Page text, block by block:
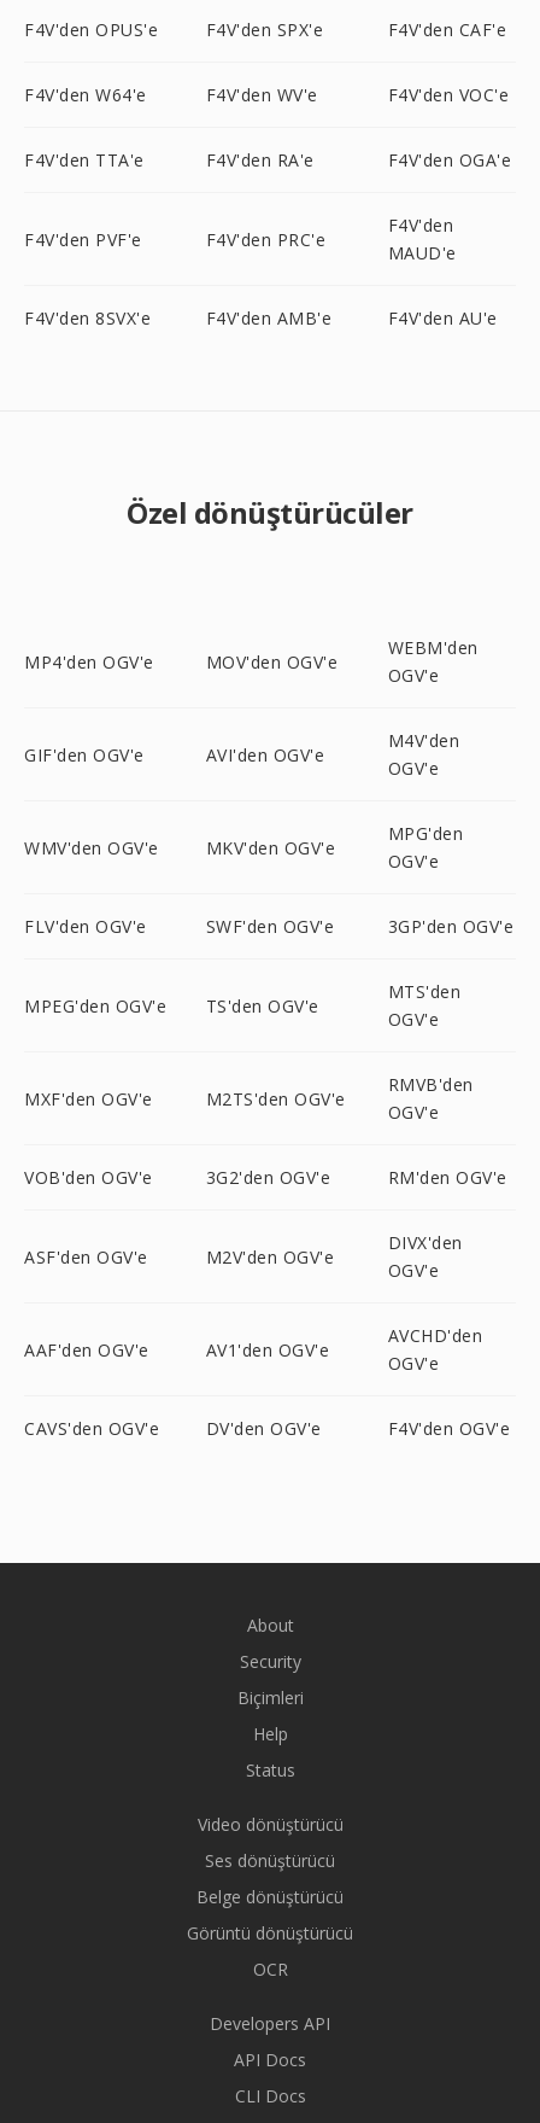
F4V'den OPUS'e F4V'den SPX'e F4V'den CAF'e
F4V'den W64'e F4V'den WV'e F4V'den VOC'e
F4V'den TTA'e F4V'den RA'e F4V'den OGA'e
F4V'den PVF'e F4V'den PRC'e
F4V'den
MAUD'e
F4V'den 8SVX'e F4V'den AMB'e F4V'den AU'e
Özel dönüştürücüler
MP4'den OGV'e MOV'den OGV'e
WEBM'den
OGV'e
GIF'den OGV'e AVI'den OGV'e
M4V'den
OGV'e
WMV'den OGV'e MKV'den OGV'e
MPG'den
OGV'e
FLV'den OGV'e SWF'den OGV'e 3GP'den OGV'e
MPEG'den OGV'e TS'den OGV'e
MTS'den
OGV'e
MXF'den OGV'e M2TS'den OGV'e
RMVB'den
OGV'e
VOB'den OGV'e 3G2'den OGV'e RM'den OGV'e
ASF'den OGV'e M2V'den OGV'e
DIVX'den
OGV'e
AAF'den OGV'e AV1'den OGV'e
AVCHD'den
OGV'e
CAVS'den OGV'e DV'den OGV'e F4V'den OGV'e
About
Security
Biçimleri
Help
Status
Video dönüştürücü
Ses dönüştürücü
Belge dönüştürücü
Görüntü dönüştürücü
OCR
Developers API
API Docs
CLI Docs